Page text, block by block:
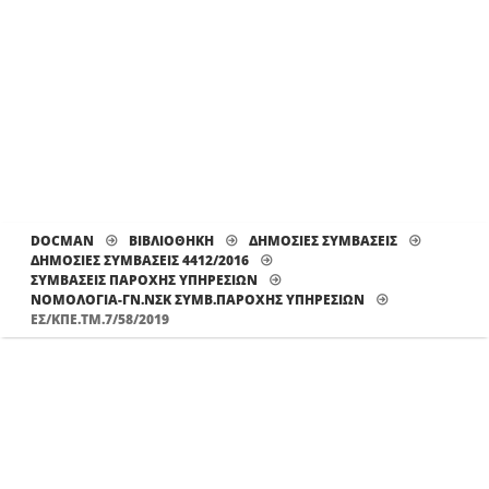
DOCMAN ΒΙΒΛΙΟΘΗΚΗ
ΔΗΜΟΣΙΕΣ ΣΥΜΒΑΣΕΙΣ
ΔΗΜΟΣΙΕΣ ΣΥΜΒΑΣΕΙΣ 4412/2016
ΣΥΜΒΑΣΕΙΣ ΠΑΡΟΧΗΣ ΥΠΗΡΕΣΙΩΝ
ΝΟΜΟΛΟΓΊΑ-ΓΝ.ΝΣΚ ΣΥΜΒ.ΠΑΡΟΧΉΣ ΥΠΗΡΕΣΙΏΝ
ΕΣ/ΚΠΕ.ΤΜ.7/58/2019